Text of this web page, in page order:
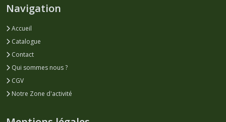
Navigation
Accueil
Catalogue
Contact
Qui sommes nous ?
CGV
Notre Zone d'activité